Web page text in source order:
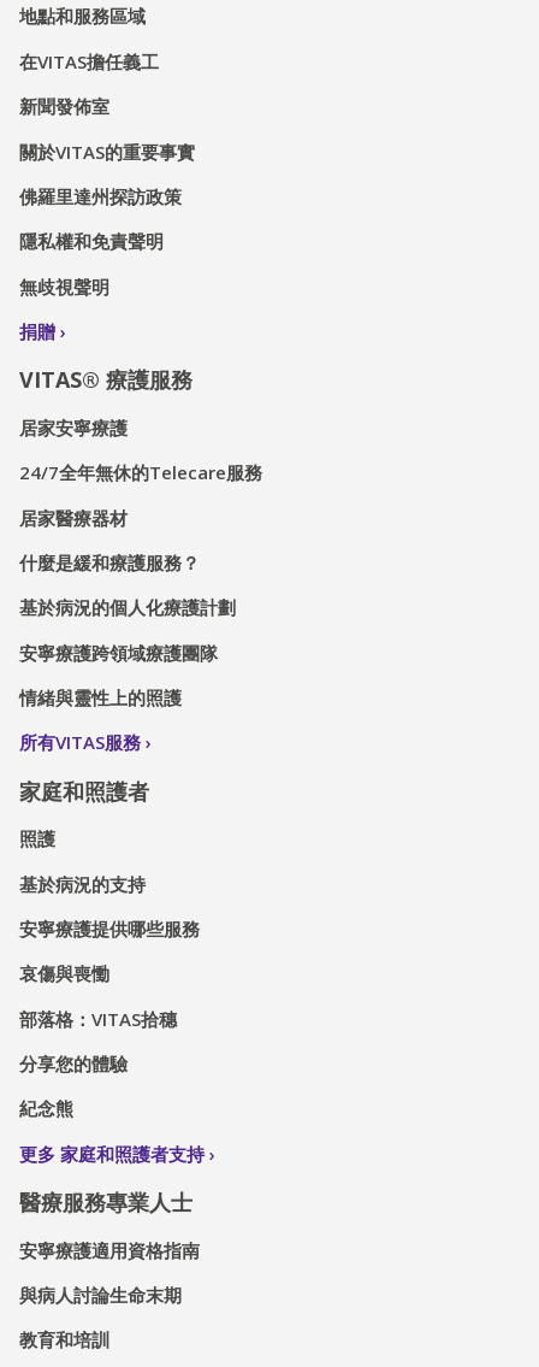
地點和服務區域
在VITAS擔任義工
新聞發佈室
關於VITAS的重要事實
佛羅里達州探訪政策
隱私權和免責聲明
無歧視聲明
捐贈
VITAS® 療護服務
居家安寧療護
24/7全年無休的Telecare服務
居家醫療器材
什麼是緩和療護服務？
基於病況的個人化療護計劃
安寧療護跨領域療護團隊
情緒與靈性上的照護
所有VITAS服務
家庭和照護者
照護
基於病況的支持
安寧療護提供哪些服務
哀傷與喪慟
部落格：VITAS拾穗
分享您的體驗
紀念熊
更多 家庭和照護者支持
醫療服務專業人士
安寧療護適用資格指南
與病人討論生命末期
教育和培訓